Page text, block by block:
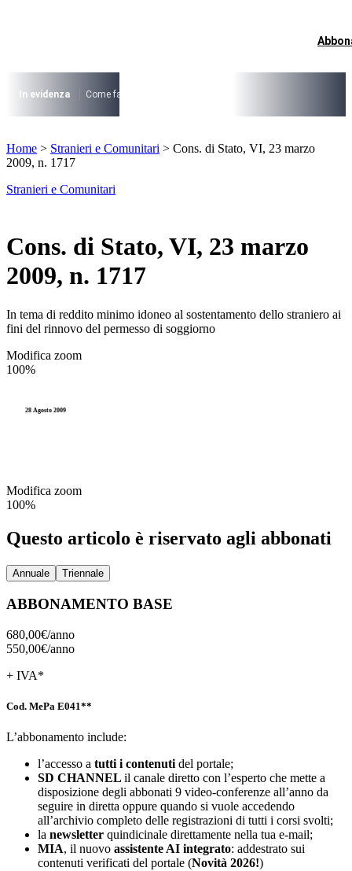
I più cercati
Lorem ipsum dolor sit amet consectetur
Lorem ipsum dolor sit amet consectetur
In evidenza Come fare per …
Lorem ipsum dolor sit amet consectetur
Home > Stranieri e Comunitari > Cons. di Stato, VI, 23 marzo
2009, n. 1717
Stranieri e Comunitari
Cons. di Stato, VI, 23 marzo
2009, n. 1717
In tema di reddito minimo idoneo al sostentamento dello straniero ai
fini del rinnovo del permesso di soggiorno
Modifica zoom
100%
28 Agosto 2009
Modifica zoom
100%
Questo articolo è riservato agli abbonati
Annuale Triennale
ABBONAMENTO BASE
680,00€/anno
550,00€/anno
+ IVA*
Cod. MePa E041**
L’abbonamento include:
l’accesso a tutti i contenutidel portale;
SD CHANNEL il canale diretto con l’esperto che mette a
disposizione degli abbonati 9 video-conferenze all’anno da
seguire in diretta oppure quando si vuole accedendo
all’archivio completo delle registrazioni di tutti i corsi svolti;
la newsletter quindicinale direttamente nella tua e-mail;
MIA, il nuovo assistente AI integrato: addestrato sui
contenuti verificati del portale (Novità 2026!)